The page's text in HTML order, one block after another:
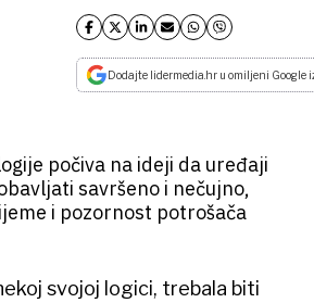
Dodajte lidermedia.hr u omiljeni Google
počiva na ideji da uređaji
savršeno i nečujno,
i pozornost potrošača
svojoj logici, trebala biti